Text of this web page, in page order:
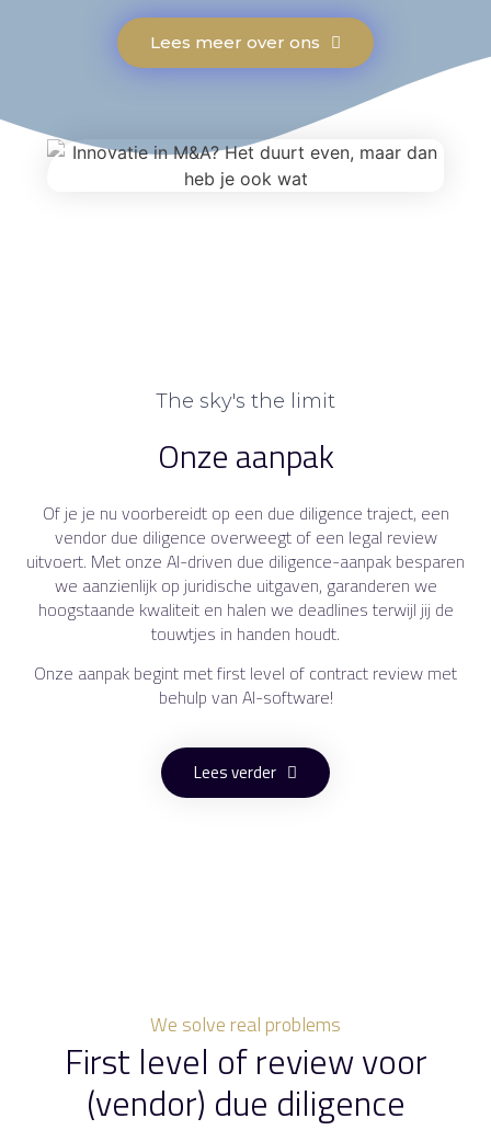
Lees meer over ons
The sky's the limit
Onze aanpak
Of je je nu voorbereidt op een due diligence traject, een
vendor due diligence overweegt of een legal review
uitvoert. Met onze AI-driven due diligence-aanpak besparen
we aanzienlijk op juridische uitgaven, garanderen we
hoogstaande kwaliteit en halen we deadlines terwijl jij de
touwtjes in handen houdt.
Onze aanpak begint met first level of contract review met
behulp van AI-software!
Lees verder
We solve real problems
First level of review voor
(vendor) due diligence